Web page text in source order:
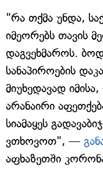
"რა თქმა უნდა,
იმეორებს თავის
დაგვეხმაროს.
სანაპიროების
მიუხედავად
არანაირი
სიამაყეს
ვთხოვოთ", —
აფხაზეთში